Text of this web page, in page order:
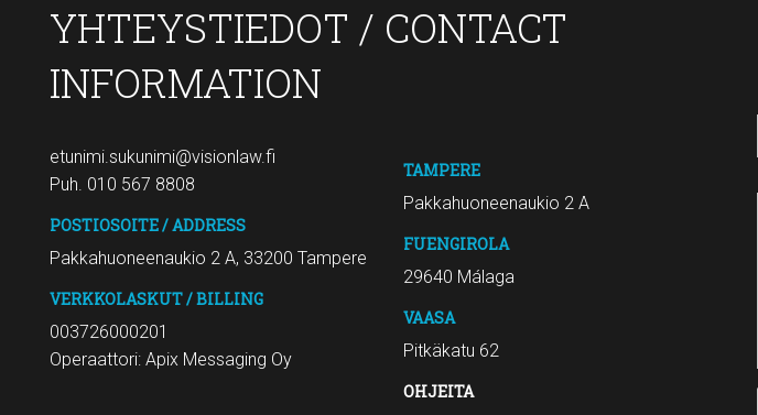
YHTEYSTIEDOT / CONTACT
INFORMATION
etunimi.sukunimi@visionlaw.fi
Puh. 010 567 8808
POSTIOSOITE / ADDRESS
Pakkahuoneenaukio 2 A, 33200 Tampere
VERKKOLASKUT / BILLING
003726000201
Operaattori: Apix Messaging Oy
TAMPERE
Pakkahuoneenaukio 2 A
FUENGIROLA
29640 Málaga
VAASA
Pitkäkatu 62
OHJEITA